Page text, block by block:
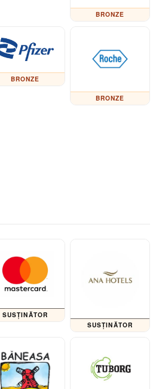
BRONZE
BRONZE
BRONZE
SUSȚINĂTOR
SUSȚINĂTOR